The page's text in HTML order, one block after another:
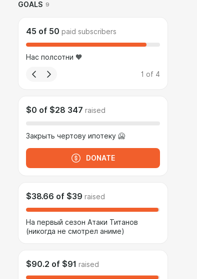
GOALS 9
45 of 50 paid subscribers
Нас полсотни 🧡
1 of 4
$0 of $28 347 raised
Закрыть чертову ипотеку 🥶
DONATE
$38.66 of $39 raised
На первый сезон Атаки Титанов
(никогда не смотрел аниме)
$90.2 of $91 raised